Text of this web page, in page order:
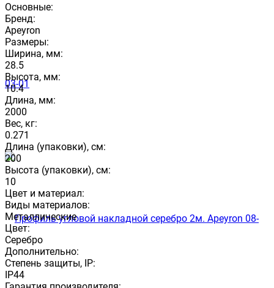
Основные:
Бренд:
Apeyron
Размеры:
Ширина, мм:
28.5
Высота, мм:
10.4
Длина, мм:
2000
Вес, кг:
0.271
Длина (упаковки), см:
200
Высота (упаковки), см:
10
Цвет и материал:
Виды материалов:
Металлические
Цвет:
Серебро
Дополнительно:
Степень защиты, IP:
IP44